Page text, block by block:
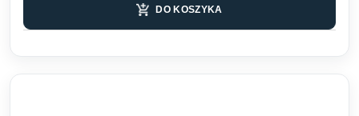
DO KOSZYKA